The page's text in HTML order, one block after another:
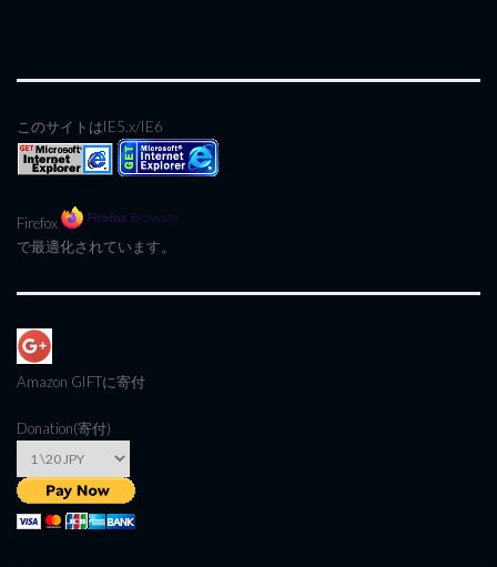
このサイトはIE5.x/IE6
Firefox
で最適化されています。
Amazon GIFTに寄付
Donation(寄付)